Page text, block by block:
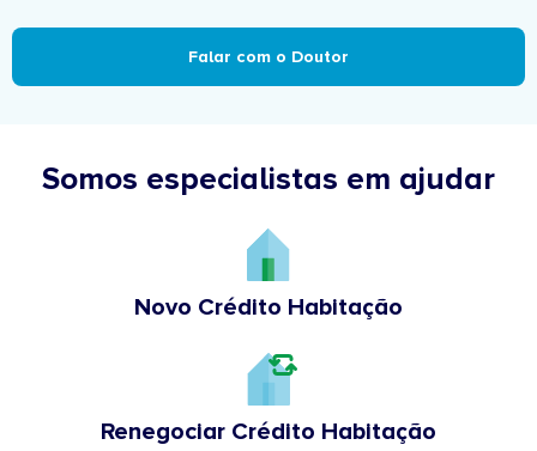
Falar com o Doutor
Somos especialistas em ajudar
Novo Crédito Habitação
Renegociar Crédito Habitação